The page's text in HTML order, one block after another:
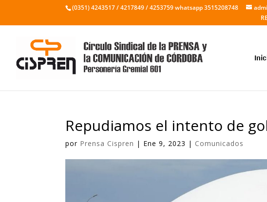
(0351) 4243517 / 4217849 / 4253759 whatsapp 3515208748
Repudiamos el intento de
por Prensa Cispren | Ene 9, 2023 | Comunicados